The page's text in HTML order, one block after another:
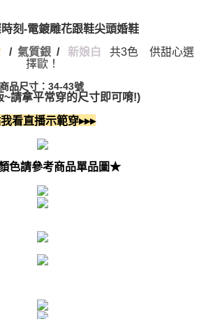
刻-電鍍雕花跟鞋尖頭婚鞋
/ 氣質銀 / 新娘白
共3色 供甜心選
擇歐！
商品尺寸：34-43號
~請拿平常穿的尺寸即可唷!)
看直播示範穿▸▸▸
色請參考商品單品圖★